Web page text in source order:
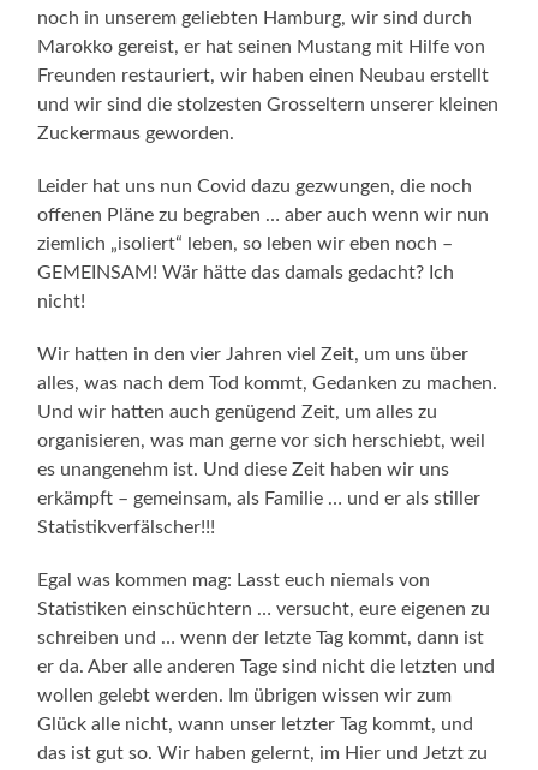
noch in unserem geliebten Hamburg, wir sind durch
Marokko gereist, er hat seinen Mustang mit Hilfe von
Freunden restauriert, wir haben einen Neubau erstellt
und wir sind die stolzesten Grosseltern unserer kleinen
Zuckermaus geworden.
Leider hat uns nun Covid dazu gezwungen, die noch
offenen Pläne zu begraben … aber auch wenn wir nun
ziemlich „isoliert“ leben, so leben wir eben noch –
GEMEINSAM! Wär hätte das damals gedacht? Ich
nicht!
Wir hatten in den vier Jahren viel Zeit, um uns über
alles, was nach dem Tod kommt, Gedanken zu machen.
Und wir hatten auch genügend Zeit, um alles zu
organisieren, was man gerne vor sich herschiebt, weil
es unangenehm ist. Und diese Zeit haben wir uns
erkämpft – gemeinsam, als Familie … und er als stiller
Statistikverfälscher!!!
Egal was kommen mag: Lasst euch niemals von
Statistiken einschüchtern … versucht, eure eigenen zu
schreiben und … wenn der letzte Tag kommt, dann ist
er da. Aber alle anderen Tage sind nicht die letzten und
wollen gelebt werden. Im übrigen wissen wir zum
Glück alle nicht, wann unser letzter Tag kommt, und
das ist gut so. Wir haben gelernt, im Hier und Jetzt zu